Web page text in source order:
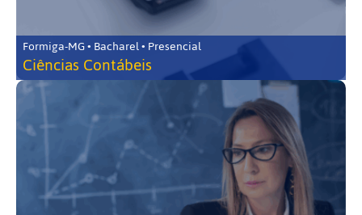
Formiga-MG • Bacharel • Presencial
Ciências Contábeis